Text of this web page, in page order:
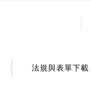
法規與表單下載